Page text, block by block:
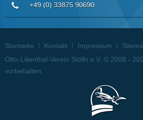
+49 (0) 33875 90690
Startseite Kontakt Impressum
Otto-Lilienthal-Verein Stölln e.V. © 2008 -
vorbehalten.